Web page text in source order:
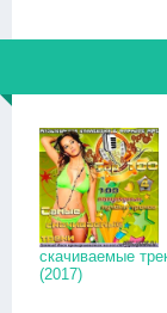
скачиваемые
(2017)